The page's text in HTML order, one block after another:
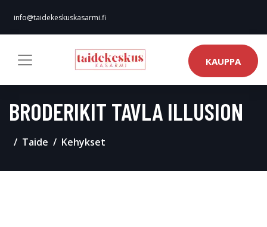
info@taidekeskuskasarmi.fi
KAUPPA
BRODERIKIT TAVLA ILLUSION
Taide Kehykset